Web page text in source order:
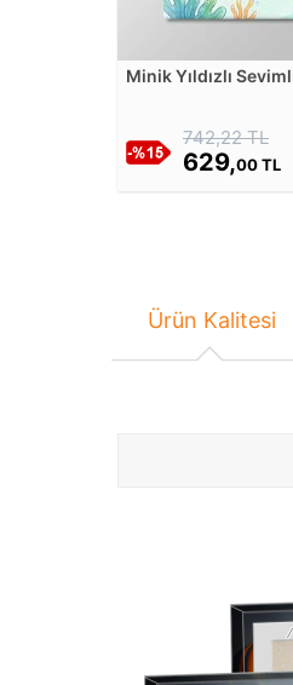
Minik Yıldızlı
742,22 TL
629,00 TL
Ürün Kalitesi